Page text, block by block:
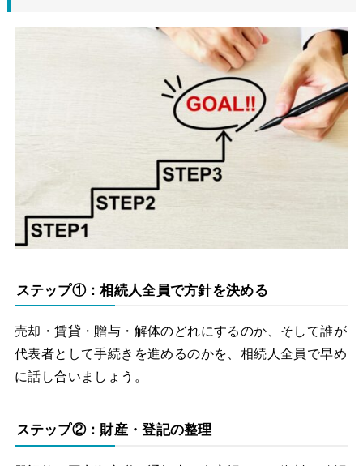
ステップ①：相続人全員で方針を決める
売却・賃貸・贈与・解体のどれにするのか、そして誰が
代表者として手続きを進めるのかを、相続人全員で早め
に話し合いましょう。
ステップ②：財産・登記の整理